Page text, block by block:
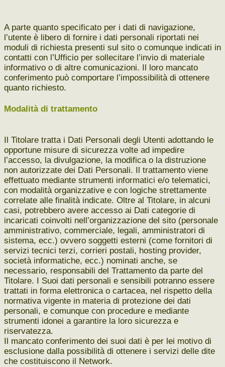
A parte quanto specificato per i dati di navigazione,
l’utente è libero di fornire i dati personali riportati nei
moduli di richiesta presenti sul sito o comunque indicati in
contatti con l’Ufficio per sollecitare l’invio di materiale
informativo o di altre comunicazioni. Il loro mancato
conferimento può comportare l’impossibilità di ottenere
quanto richiesto.
Modalità di trattamento
Il Titolare tratta i Dati Personali degli Utenti adottando le
opportune misure di sicurezza volte ad impedire
l’accesso, la divulgazione, la modifica o la distruzione
non autorizzate dei Dati Personali. Il trattamento viene
effettuato mediante strumenti informatici e/o telematici,
con modalità organizzative e con logiche strettamente
correlate alle finalità indicate. Oltre al Titolare, in alcuni
casi, potrebbero avere accesso ai Dati categorie di
incaricati coinvolti nell’organizzazione del sito (personale
amministrativo, commerciale, legali, amministratori di
sistema, ecc.) ovvero soggetti esterni (come fornitori di
servizi tecnici terzi, corrieri postali, hosting provider,
società informatiche, ecc.) nominati anche, se
necessario, responsabili del Trattamento da parte del
Titolare.
I Suoi dati personali e sensibili potranno essere
trattati in forma elettronica o cartacea, nel rispetto della
normativa vigente in materia di protezione dei dati
personali, e comunque con procedure e mediante
strumenti idonei a garantire la loro sicurezza e
riservatezza.
Il mancato conferimento dei suoi dati è per lei motivo di
esclusione dalla possibilità di ottenere i servizi delle dite
che costituiscono il Network.